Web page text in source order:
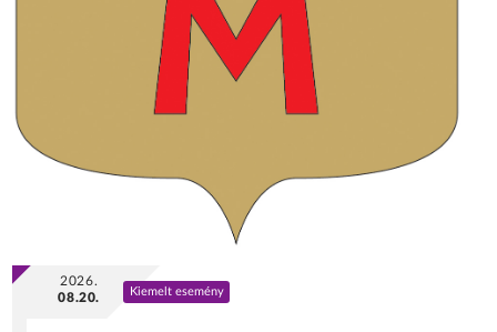
2026.
08.20.
Kiemelt esemény